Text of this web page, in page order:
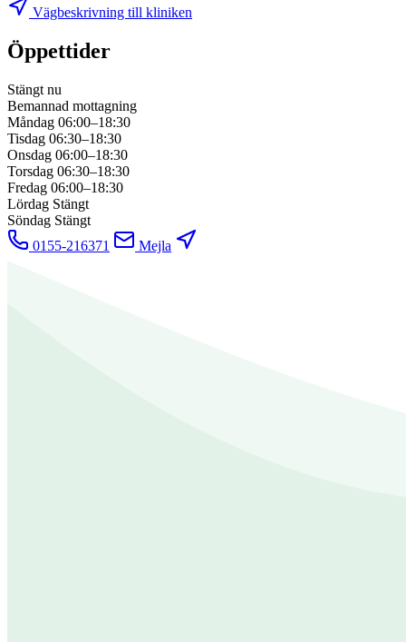
Vägbeskrivning till kliniken
Öppettider
Stängt nu
Bemannad mottagning
Måndag 06:00–18:30
Tisdag 06:30–18:30
Onsdag 06:00–18:30
Torsdag 06:30–18:30
Fredag 06:00–18:30
Lördag Stängt
Söndag Stängt
0155-216371
Mejla